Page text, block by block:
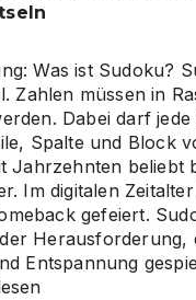
Was ist Sudoku?
Zahlen müssen in
Dabei darf
Spalte und Block
Jahrzehnten beliebt
Im digitalen
gefeiert.
Herausforderung,
Entspannung